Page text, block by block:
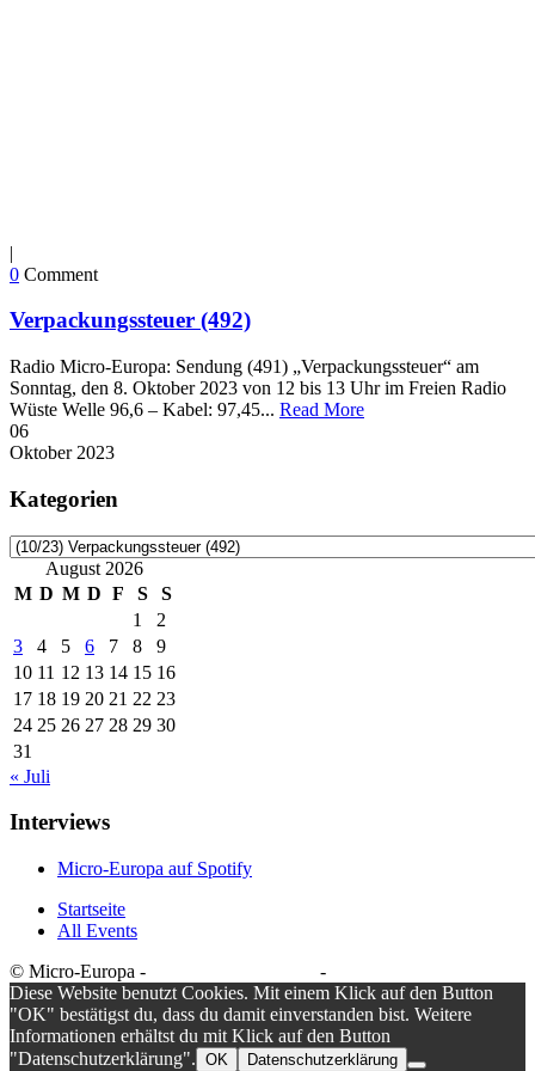
|
0 Comment
Verpackungssteuer (492)
Radio Micro-Europa: Sendung (491) „Verpackungssteuer“ am
Sonntag, den 8. Oktober 2023 von 12 bis 13 Uhr im Freien Radio
Wüste Welle 96,6 – Kabel: 97,45... Read More
06
Oktober 2023
Kategorien
Kategorien
August 2026
M D M D F S
S
1
2
3
4 5 6 7 8
9
10 11 12 13 14 15 16
17 18 19 20 21 22 23
24 25 26 27 28 29 30
31
« Juli
Interviews
Micro-Europa auf Spotify
Startseite
All Events
© Micro-Europa -
-
Diese Website benutzt Cookies. Mit einem Klick auf den Button
"OK" bestätigst du, dass du damit einverstanden bist. Weitere
Informationen erhältst du mit Klick auf den Button
"Datenschutzerklärung". OK Datenschutzerklärung